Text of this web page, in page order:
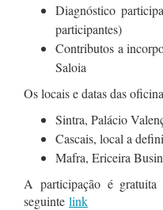
Diagnóstico
participantes)
Contributos a
Saloia
Os locais e datas das
Sintra, Palácio
Cascais, local a
Mafra, Ericeira
A participação é gratuita
seguinte link